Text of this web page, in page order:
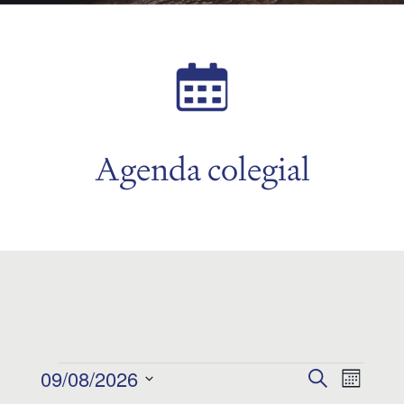
Agenda colegial
Eventos Buscar
Mes
09/08/2026